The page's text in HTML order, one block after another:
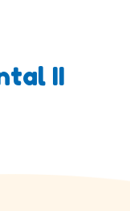
II